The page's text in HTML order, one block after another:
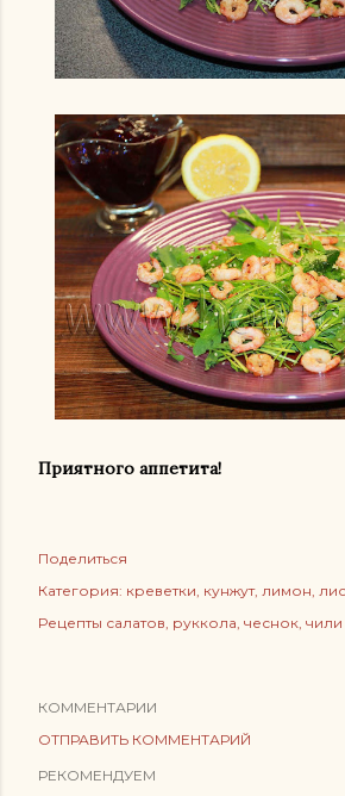
Приятного аппетита!
Поделиться
Категория: креветки кунжут лимон
Рецепты салатов руккола чеснок чили
КОММЕНТАРИИ
ОТПРАВИТЬ КОММЕНТАРИЙ
РЕКОМЕНДУЕМ